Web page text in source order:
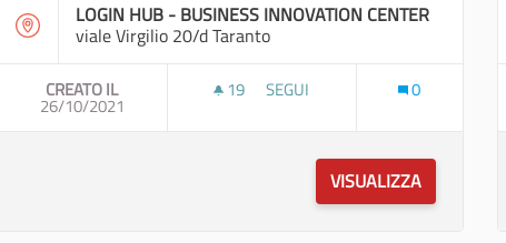
LOGIN HUB - BUSINESS INNOVATION CENTER
viale Virgilio 20/d Taranto
CREATO IL
26/10/2021
19 19 SOSTENITORI
SEGUI
TAPPA PERCORSO DI
0
VISUALIZZA